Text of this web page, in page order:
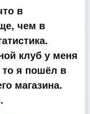
в
чем в
клуб у меня
то я пошёл в
магазина.